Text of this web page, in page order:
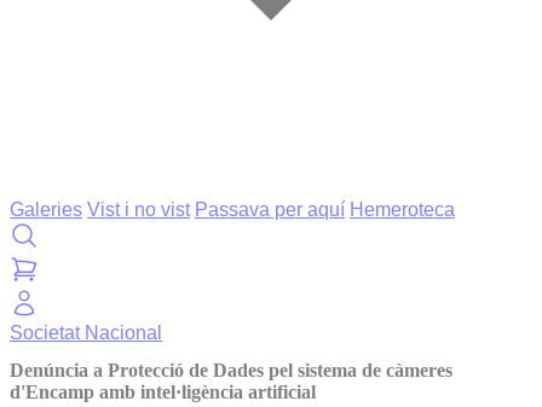
Galeries Vist i no vist Passava per aquí Hemeroteca
Societat Nacional
Denúncia a Protecció de Dades pel sistema de càmeres
d'Encamp amb intel·ligència artificial